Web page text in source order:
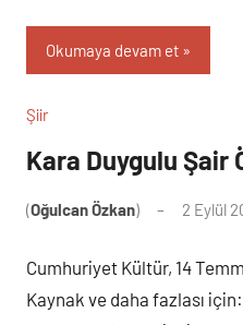
Okumaya devam et
Şiir
Kara Duygulu Şair
(Oğulcan Özkan) 2 Eylül
Cumhuriyet Kültür, 14
Kaynak ve daha fazlası için: